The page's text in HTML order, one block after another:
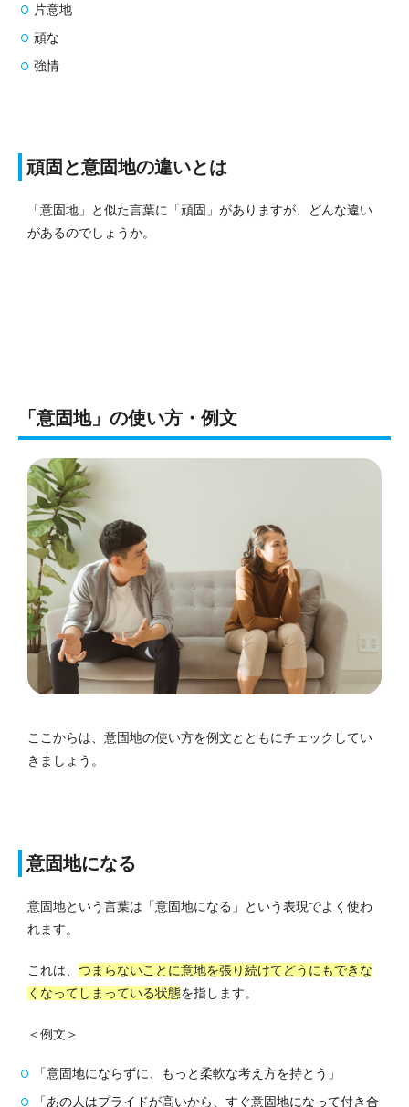
片意地
頑な
強情
頑固と意固地の違いとは
「意固地」と似た言葉に「頑固」がありますが、どんな違い
があるのでしょうか。
「意固地」の使い方・例文
ここからは、意固地の使い方を例文とともにチェックしてい
きましょう。
意固地になる
意固地という言葉は「意固地になる」という表現でよく使わ
れます。
これは、 つまらないことに意地を張り続けてどうにもできな
くなってしまっている状態を指します。
＜例文＞
「意固地にならずに、もっと柔軟な考え方を持とう」
「あの人はプライドが高いから、すぐ意固地になって付き合